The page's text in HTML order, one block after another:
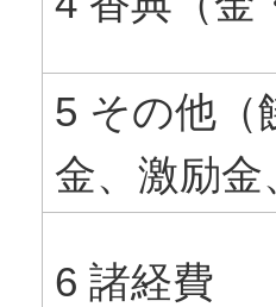
5 その他（
金、激励金
6 諸経費